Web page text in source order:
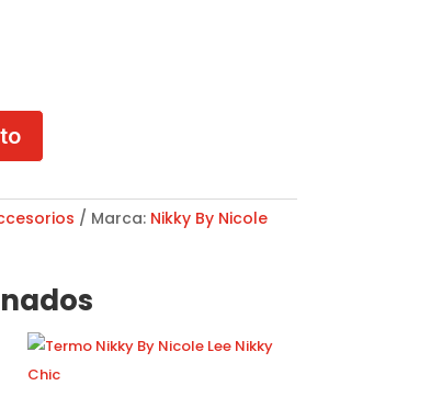
Marca: Nikky By Nicole